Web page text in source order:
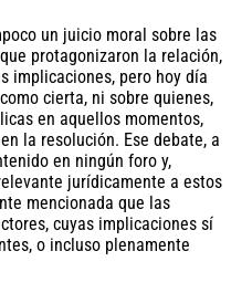
un juicio moral sobre las
protagonizaron la relación,
implicaciones, pero hoy día
cierta, ni sobre quienes,
en aquellos momentos,
la resolución. Ese debate, a
en ningún foro y,
jurídicamente a estos
mencionada que las
cuyas implicaciones sí
o incluso plenamente